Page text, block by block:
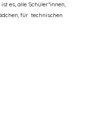
es, alle Schüler*innen,
für  technischen